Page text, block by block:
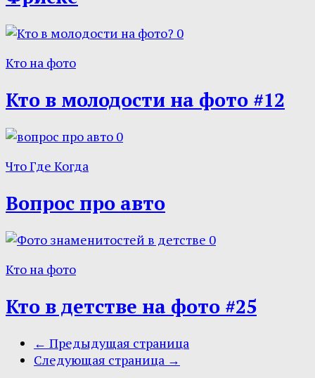
0
Кто на фото
Кто в молодости на фото #12
0
Что Где Когда
Вопрос про авто
0
Кто на фото
Кто в детстве на фото #25
← Предыдущая страница
Следующая страница →